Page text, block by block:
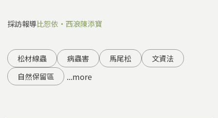
採訪報導比恕依‧西浪陳添寶
松材線蟲 病蟲害 馬尾松
文資法
自然保留區
...more